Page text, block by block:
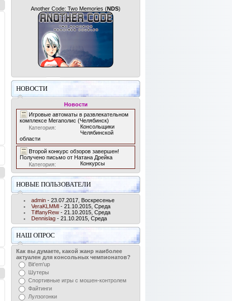
Another Code: Two Memories (NDS)
НОВОСТИ
Новости
Игровые автоматы в развлекательном
комплексе Мегаполис (Челябинск)
Категория:
Консольщики
Челябинской
области
Второй конкурс обзоров завершен!
Получено письмо от Натана Дрейка
Категория:
Конкурсы
НОВЫЕ ПОЛЬЗОВАТЕЛИ
admin - 23.07.2017, Воскресенье
VeraKLMMl - 21.10.2015, Среда
TiffanyRew - 21.10.2015, Среда
Dennislag - 21.10.2015, Среда
НАШ ОПРОС
Как вы думаете, какой жанр наиболее
актуален для консольных чемпионатов?
Bit'em'up
Шутеры
Спортивные игры с мошен-контролем
Файтинги
Лулзогонки